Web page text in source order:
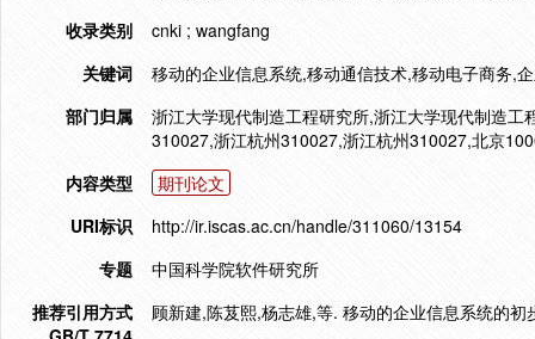
收录类别
cnki ; wangfang
关键词
移动的企业信息系统,移动通信技术,移动电子商务,
部门归属
浙江大学现代制造工程研究所,浙江大学现代制造
310027,浙江杭州310027,浙江杭州310027,北京
内容类型
期刊论文
URI标识
http://ir.iscas.ac.cn/handle/311060/13154
专题
中国科学院软件研究所
推荐引用方式
顾新建,陈芨熙,杨志雄,等. 移动的企业信息系统的